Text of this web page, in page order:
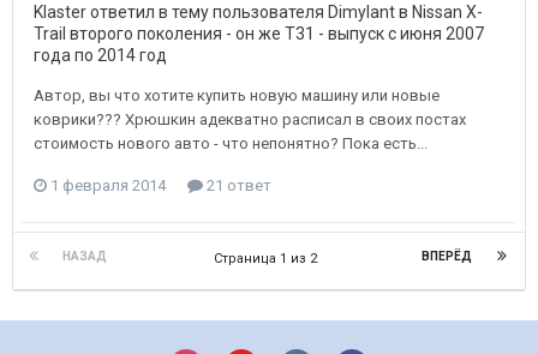
Klasterответил в тему пользователя Dimylantв Nissan X-
Trail второго поколения - он же Т31 - выпуск с июня 2007
года по 2014 год
Автор, вы что хотите купить новую машину или новые
коврики??? Хрюшкин адекватно расписал в своих постах
стоимость нового авто - что непонятно? Пока есть...
1 февраля 2014 21 ответ
НАЗАД ВПЕРЁД
Страница 1 из 2